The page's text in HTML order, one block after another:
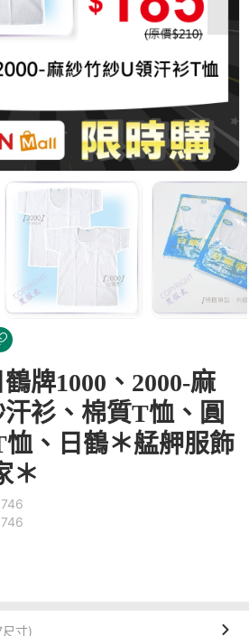
鶴牌1000、2000-麻
衫、棉質T恤、圓
、日鶴＊艋舺服飾
＊
寸)